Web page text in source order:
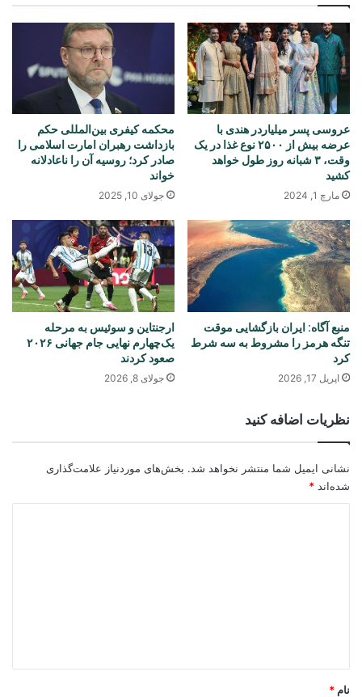
عروسی پسر میلیاردر هندی با
عرضه بیش از ۲۵۰۰ نوع غذا در یک
وقت، ۳ شبانه روز طول خواهد
کشید
مارچ 1, 2024
محکمه کیفری بین‌المللی حکم
بازداشت رهبران امارت اسلامی را
صادر کرد؛ روسیه آن را ناعادلانه
خواند
جولای 10, 2025
منبع آگاه: ایران بازگشایی موقت
تنگه هرمز را مشروط به سه شرط
کرد
اپریل 17, 2026
ارجنتاین و سوئیس به مرحله
یک‌چهارم نهایی جام جهانی ۲۰۲۶
صعود کردند
جولای 8, 2026
نظریات اضافه کنید
نشانی ایمیل شما منتشر نخواهد شد. بخش‌های موردنیاز علامت‌گذاری
شده‌اند *
نام *